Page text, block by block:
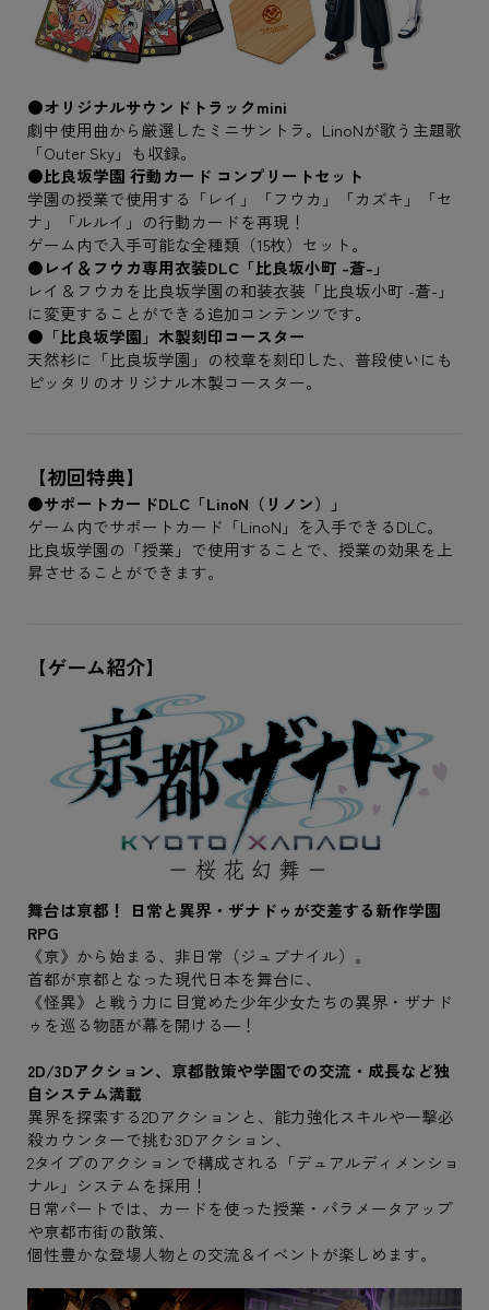
●オリジナルサウンドトラックmini
劇中使用曲から厳選したミニサントラ。LinoNが歌う主題歌
「Outer Sky」も収録。
●比良坂学園 行動カード コンプリートセット
学園の授業で使用する「レイ」「フウカ」「カズキ」「セ
ナ」「ルルイ」の行動カードを再現！
ゲーム内で入手可能な全種類（15枚）セット。
●レイ＆フウカ専用衣装DLC「比良坂小町 -蒼-」
レイ＆フウカを比良坂学園の和装衣装「比良坂小町 -蒼-」
に変更することができる追加コンテンツです。
●「比良坂学園」木製刻印コースター
天然杉に「比良坂学園」の校章を刻印した、普段使いにも
ピッタリのオリジナル木製コースター。
【初回特典】
●サポートカードDLC「LinoN（リノン）」
ゲーム内でサポートカード「LinoN」を入手できるDLC。
比良坂学園の「授業」で使用することで、授業の効果を上
昇させることができます。
【ゲーム紹介】
舞台は亰都！ 日常と異界・ザナドゥが交差する新作学園
RPG
《亰》から始まる、非日常（ジュブナイル）。
首都が亰都となった現代日本を舞台に、
《怪異》と戦う力に目覚めた少年少女たちの異界・ザナド
ゥを巡る物語が幕を開ける―！
2D/3Dアクション、亰都散策や学園での交流・成長など独
自システム満載
異界を探索する2Dアクションと、能力強化スキルや一撃必
殺カウンターで挑む3Dアクション、
2タイプのアクションで構成される「デュアルディメンショ
ナル」システムを採用！
日常パートでは、カードを使った授業・パラメータアップ
や亰都市街の散策、
個性豊かな登場人物との交流＆イベントが楽しめます。